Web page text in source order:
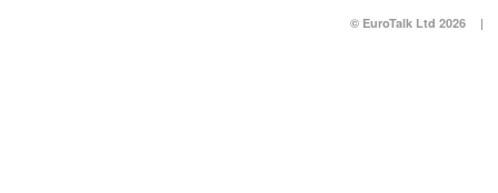
© EuroTalk Ltd 2026 |